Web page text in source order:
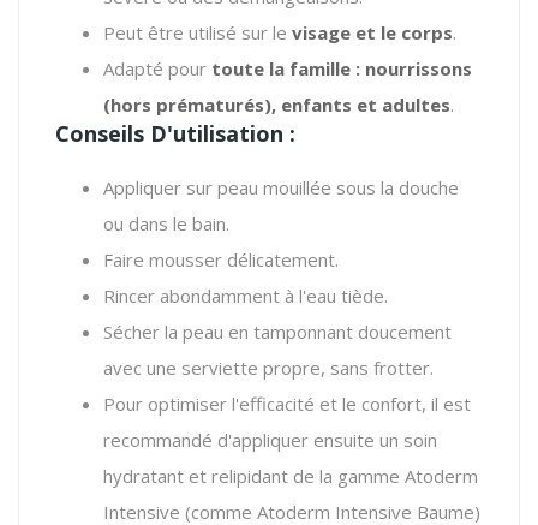
Peut être utilisé sur le visage et le corps.
Adapté pour toute la famille : nourrissons
(hors prématurés), enfants et adultes.
Conseils D'utilisation :
Appliquer sur peau mouillée sous la douche
ou dans le bain.
Faire mousser délicatement.
Rincer abondamment à l'eau tiède.
Sécher la peau en tamponnant doucement
avec une serviette propre, sans frotter.
Pour optimiser l'efficacité et le confort, il est
recommandé d'appliquer ensuite un soin
hydratant et relipidant de la gamme Atoderm
Intensive (comme Atoderm Intensive Baume)